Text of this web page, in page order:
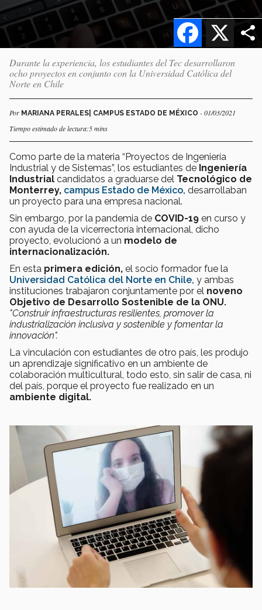
X
Facebook
Durante la experiencia, los estudiantes del Tec desarrollaron
ocho proyectos en conjunto con la Universidad Católica del
Norte en Chile
Por MARIANA PERALES| CAMPUS ESTADO DE MÉXICO - 01/03/2021
Tiempo estimado de lectura:5 mins
Como parte de la materia “Proyectos de Ingeniería
Industrial y de Sistemas”, los estudiantes de Ingeniería
Industrial candidatos a graduarse del Tecnológico de
Monterrey, campus Estado de México, desarrollaban
un proyecto para una empresa nacional.
Sin embargo, por la pandemia de COVID-19 en curso y
con ayuda de la vicerrectoría internacional, dicho
proyecto, evolucionó a un modelo de
internacionalización.
En esta primera edición, el socio formador fue la
Universidad Católica del Norte en Chile, y ambas
instituciones trabajaron conjuntamente por el noveno
Objetivo de Desarrollo Sostenible de la ONU.
"Construir infraestructuras resilientes, promover la
industrialización inclusiva y sostenible y fomentar la
innovación".
La vinculación con estudiantes de otro país, les produjo
un aprendizaje significativo en un ambiente de
colaboración multicultural, todo esto, sin salir de casa, ni
del país, porque el proyecto fue realizado en un
ambiente digital.